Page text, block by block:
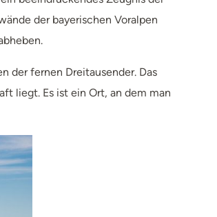
der bayerischen Voralpen
der fernen Dreitausender. Das
liegt. Es ist ein Ort, an dem man